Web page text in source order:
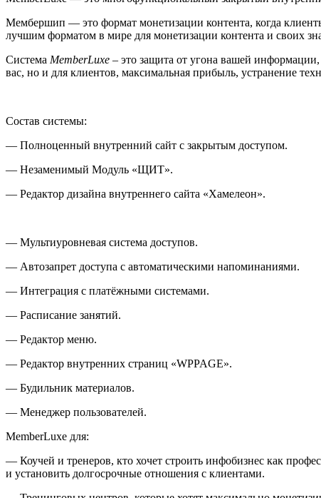
Мембершип — это формат монетизации контента, когда
лучшим форматом в мире для монетизации контента и своих
Система MemberLuxe – это защита от угона вашей
вас, но и для клиентов, максимальная прибыль, устранение
Состав системы:
— Полноценный внутренний сайт с закрытым доступом.
— Незаменимый Модуль «ЩИТ».
— Редактор дизайна внутреннего сайта «Хамелеон».
— Мультиуровневая система доступов.
— Автозапрет доступа с автоматическими напоминаниями.
— Интеграция с платёжными системами.
— Расписание занятий.
— Редактор меню.
— Редактор внутренних страниц «WPPAGE».
— Будильник материалов.
— Менеджер пользователей.
MemberLuxe для:
— Коучей и тренеров, кто хочет строить инфобизнес как
и установить долгосрочные отношения с клиентами.